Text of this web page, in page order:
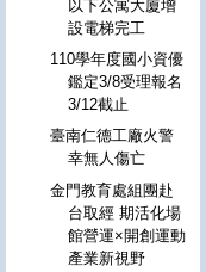
以下公寓大廈增
設電梯完工
110學年度國小資優
鑑定3/8受理報名
3/12截止
臺南仁德工廠火警
幸無人傷亡
金門教育處組團赴
台取經 期活化場
館營運×開創運動
產業新視野